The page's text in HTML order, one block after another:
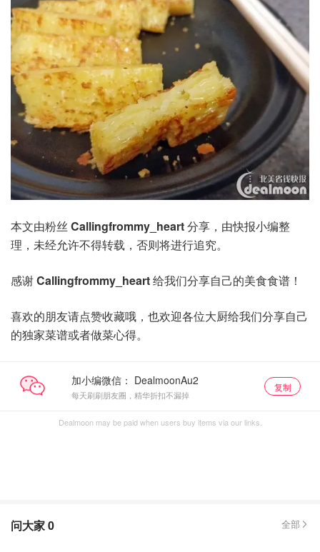
本文由粉丝 Callingfrommy_heart分享，由快报小编整
理，未经允许不得转载，否则将进行追究。
感谢Callingfrommy_heart给我们分享自己的美食食谱！
喜欢的朋友请点赞收藏哦，也欢迎各位大厨给我们分享自己
的独家菜谱或者做菜心得。
加小编微信：
每天刷刷朋友圈，精华折扣不漏掉
复制
Dealmoon may be paid when users buy items via our links.
问大家0 全部